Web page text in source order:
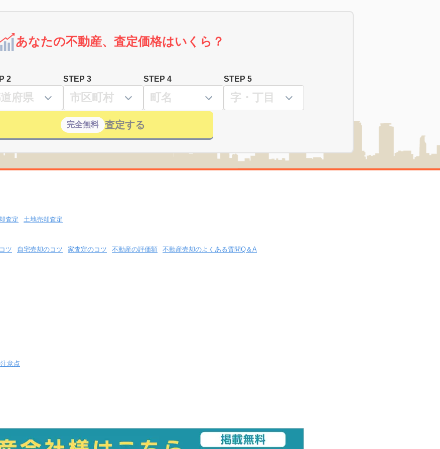
あなたの不動産、査定価格はいくら？
2 STEP 3 STEP 4 STEP 5
完全無料 査定する
査定 土地売却査定
ツ 自宅売却のコツ 家査定のコツ 不動産の評価額 不動産売却のよくある質問Q＆A
意点